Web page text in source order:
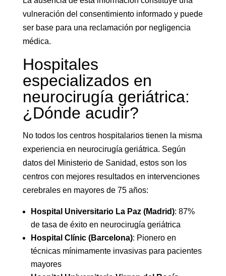
vulneración del consentimiento informado y puede
ser base para una reclamación por negligencia
médica.
Hospitales
especializados en
neurocirugía geriátrica:
¿Dónde acudir?
No todos los centros hospitalarios tienen la misma
experiencia en neurocirugía geriátrica. Según
datos del Ministerio de Sanidad, estos son los
centros con mejores resultados en intervenciones
cerebrales en mayores de 75 años:
Hospital Universitario La Paz (Madrid): 87%
de tasa de éxito en neurocirugía geriátrica
Hospital Clínic (Barcelona): Pionero en
técnicas mínimamente invasivas para pacientes
mayores